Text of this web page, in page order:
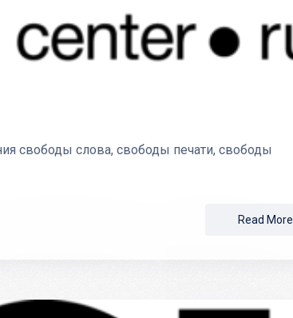
свободы слова, свободы печати, свободы
Read More